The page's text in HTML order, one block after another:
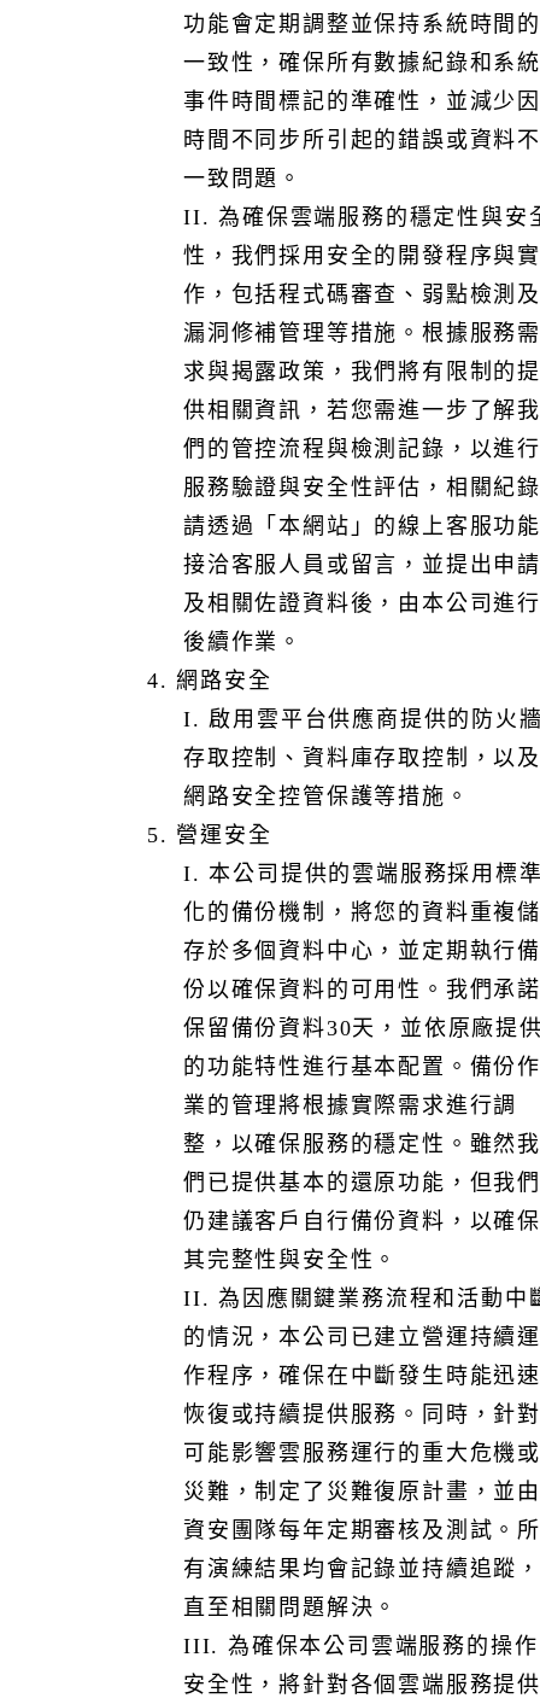
本公司將向您通報以下事件：
I. 未經授權的存取或資料洩漏。
II. 服務中斷或可用性受到影響的事件。
III. 其他可能影響您資料完整性或機密性事件。
在偵測到事件時，本公司將向您提供以下資訊：
I. 事件性質和範圍。
II. 受影響的系統或資料。
III. 已採取或計劃採取的應對措施。
本公司承諾在確認事件後最遲72小時內通知受影響的當事
I. 您指定的聯絡人資訊。
II. 客戶儀表板或管理介面公告。
III. 系統狀態監控平台（https://app-vital-
status.azurewebsites.net）
您可透過聯絡管道或系統狀態監控平台查詢事件進展，並
與本公司事件管理團隊聯繫（信箱e-mail：
vital_event@gss.com.tw）。
本公司可以在任何時候於特定情況下，終止您的服務及其
附加功能且無須提前通知：
1. 您已實質違反本條款
2. 可能對其他使用者、第三方或本公司造成損害
例如，兒童色情、助長人口販運或騷擾、恐怖主義及詐騙
與危害網路安全相關內容，以及侵犯他人智慧財產權的內
容，將立即被移除。
除上述條款外，本公司如需終止您的服務，會於30天前提
前通知您，並提供適當的方式，讓您得以自行下載或匯出
您的檔案，並就您已預先付費之款項，自終止服務日起依
比例退還。如需本公司額外協助，本公司得以斟收相關費
知當您。若您取消採購之服務或採購之服務使用期限屆滿
後，本公司已無義務維護您的資料，惟為確保您的權益，
相關資料最長保留6個月，超過期限者將定期刪除。服務配
合之簡訊服務商「詮力科技」，針對簡訊發送記錄，最長
本公司在委託第三方承包商前，均針對其隱私、安全及保
密措施進行盡職調查，並簽訂涵蓋相關義務的合約。如有
更新資訊，本公司將適時告知。
功能會定期調整並保持系統時間的
一致性，確保所有數據紀錄和系統
事件時間標記的準確性，並減少因
時間不同步所引起的錯誤或資料不
一致問題。
II. 為確保雲端服務的穩定性與安
性，我們採用安全的開發程序與實
作，包括程式碼審查、弱點檢測及
漏洞修補管理等措施。根據服務需
求與揭露政策，我們將有限制的提
供相關資訊，若您需進一步了解我
們的管控流程與檢測記錄，以進行
服務驗證與安全性評估，相關紀錄
請透過「本網站」的線上客服功能
接洽客服人員或留言，並提出申請
及相關佐證資料後，由本公司進行
後續作業。
4. 網路安全
I. 啟用雲平台供應商提供的防火
存取控制、資料庫存取控制，以及
網路安全控管保護等措施。
5. 營運安全
I. 本公司提供的雲端服務採用標
化的備份機制，將您的資料重複儲
存於多個資料中心，並定期執行備
份以確保資料的可用性。我們承諾
保留備份資料30天，並依原廠提
的功能特性進行基本配置。備份作
業的管理將根據實際需求進行調
整，以確保服務的穩定性。雖然我
們已提供基本的還原功能，但我們
仍建議客戶自行備份資料，以確保
其完整性與安全性。
II. 為因應關鍵業務流程和活動中
的情況，本公司已建立營運持續運
作程序，確保在中斷發生時能迅速
恢復或持續提供服務。同時，針對
可能影響雲服務運行的重大危機或
災難，制定了災難復原計畫，並由
資安團隊每年定期審核及測試。所
有演練結果均會記錄並持續追蹤，
直至相關問題解決。
III. 為確保本公司雲端服務的操作
安全性，將針對各個雲端服務提供